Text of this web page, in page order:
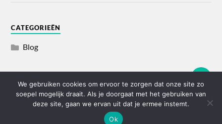
CATEGORIEËN
Blog
© 2026IMWE.BE
ANDERS NORÉN
We gebruiken cookies om ervoor te zorgen dat onze site zo
soepel mogelijk draait. Als je doorgaat met het gebruiken van
deze site, gaan we ervan uit dat je ermee instemt.
Ok